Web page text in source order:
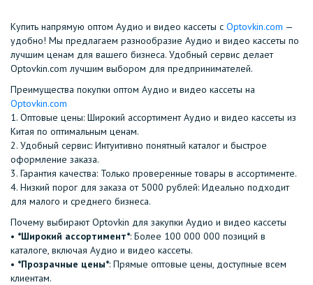
Купить напрямую оптом Аудио и видео кассеты с Optovkin.com —
удобно! Мы предлагаем разнообразие Аудио и видео кассеты по
лучшим ценам для вашего бизнеса. Удобный сервис делает
Optovkin.com лучшим выбором для предпринимателей.
Преимущества покупки оптом Аудио и видео кассеты на
Optovkin.com
1.⁠ ⁠Оптовые цены: Широкий ассортимент Аудио и видео кассеты из
Китая по оптимальным ценам.
2.⁠ ⁠Удобный сервис: Интуитивно понятный каталог и быстрое
оформление заказа.
3.⁠ ⁠Гарантия качества: Только проверенные товары в ассортименте.
4.⁠ ⁠Низкий порог для заказа от 5000 рублей: Идеально подходит
для малого и среднего бизнеса.
Почему выбирают Optovkin для закупки Аудио и видео кассеты
•⁠ ⁠ *Широкий ассортимент*: Более 100 000 000 позиций в
каталоге, включая Аудио и видео кассеты.
•⁠ ⁠ *Прозрачные цены*: Прямые оптовые цены, доступные всем
клиентам.